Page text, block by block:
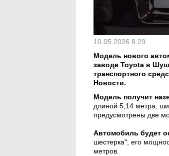
10.05.2026 8:29
Модель нового
заводе Toyota в
транспортного
Новости.
Модель получит
длиной 5,14 метра,
предусмотрены две
Автомобиль будет
шестерка", его
метров.